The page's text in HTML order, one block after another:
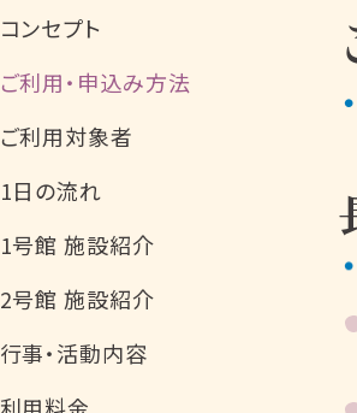
コンセプト
ご利用・申込み方法
ご利用対象者
1日の流れ
1号館 施設紹介
2号館 施設紹介
行事・活動内容
利用料金